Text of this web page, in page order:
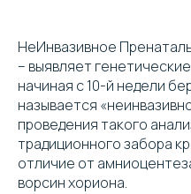
НеИнвазивное
– выявляет
начиная с 10-й недели
называется
проведения такого
традиционного забора
отличие от
ворсин хориона.